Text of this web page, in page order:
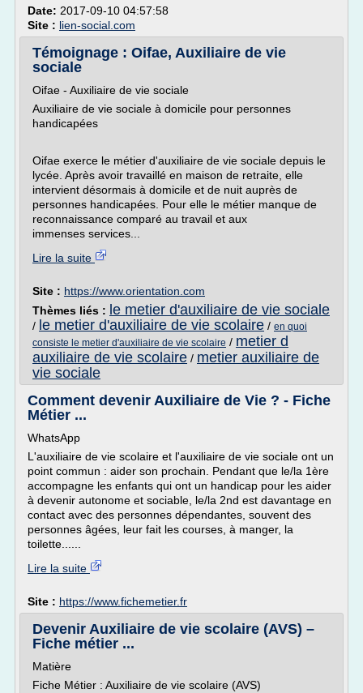
Date: 2017-09-10 04:57:58
Site : lien-social.com
Témoignage : Oifae, Auxiliaire de vie
sociale
Oifae - Auxiliaire de vie sociale
Auxiliaire de vie sociale à domicile pour personnes
handicapées
Oifae exerce le métier d'auxiliaire de vie sociale depuis le
lycée. Après avoir travaillé en maison de retraite, elle
intervient désormais à domicile et de nuit auprès de
personnes handicapées. Pour elle le métier manque de
reconnaissance comparé au travail et aux
immenses services...
Lire la suite
Site : https://www.orientation.com
Thèmes liés : le metier d'auxiliaire de vie sociale
/ le metier d'auxiliaire de vie scolaire / en quoi
consiste le metier d'auxiliaire de vie scolaire / metier d
auxiliaire de vie scolaire / metier auxiliaire de
vie sociale
Comment devenir Auxiliaire de Vie ? - Fiche
Métier ...
WhatsApp
L'auxiliaire de vie scolaire et l'auxiliaire de vie sociale ont un
point commun : aider son prochain. Pendant que le/la 1ère
accompagne les enfants qui ont un handicap pour les aider
à devenir autonome et sociable, le/la 2nd est davantage en
contact avec des personnes dépendantes, souvent des
personnes âgées, leur fait les courses, à manger, la
toilette......
Lire la suite
Site : https://www.fichemetier.fr
Devenir Auxiliaire de vie scolaire (AVS) –
Fiche métier ...
Matière
Fiche Métier : Auxiliaire de vie scolaire (AVS)